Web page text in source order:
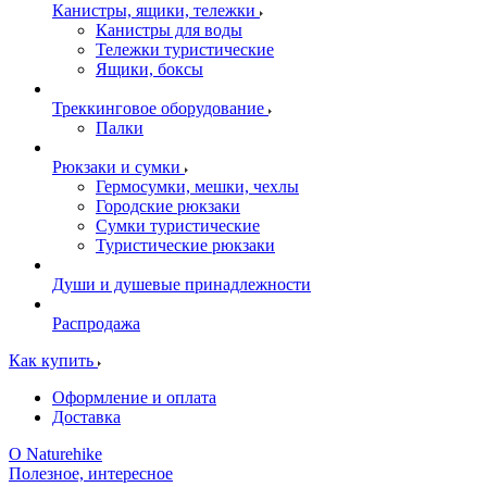
Канистры, ящики, тележки
Канистры для воды
Тележки туристические
Ящики, боксы
Треккинговое оборудование
Палки
Рюкзаки и сумки
Гермосумки, мешки, чехлы
Городские рюкзаки
Сумки туристические
Туристические рюкзаки
Души и душевые принадлежности
Распродажа
Как купить
Оформление и оплата
Доставка
О Naturehike
Полезное, интересное